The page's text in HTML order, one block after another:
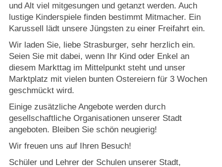
und Alt viel mitgesungen und getanzt werden. Auch
lustige Kinderspiele finden bestimmt Mitmacher. Ein
Karussell lädt unsere Jüngsten zu einer Freifahrt ein.
Wir laden Sie, liebe Strasburger, sehr herzlich ein.
Seien Sie mit dabei, wenn Ihr Kind oder Enkel an
diesem Markttag im Mittelpunkt steht und unser
Marktplatz mit vielen bunten Ostereiern für 3 Wochen
geschmückt wird.
Einige zusätzliche Angebote werden durch
gesellschaftliche Organisationen unserer Stadt
angeboten. Bleiben Sie schön neugierig!
Wir freuen uns auf Ihren Besuch!
Schüler und Lehrer der Schulen unserer Stadt,